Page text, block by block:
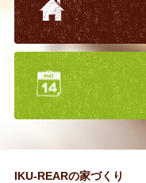
IKU-REARの家づくり